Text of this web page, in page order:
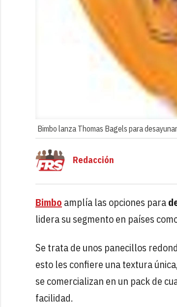
Bimbo lanza Thomas Bagels para desayunar
Redacción
Bimbo amplía las opciones para
lidera su segmento en países
Se trata de unos panecillos
esto les confiere una textura
se comercializan en un pack de
facilidad.